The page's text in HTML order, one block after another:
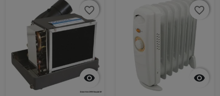

favorite_border
favorite_border

favorite_border
favorite_border